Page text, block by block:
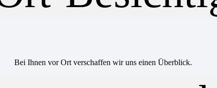
Bei Ihnen vor Ort verschaffen wir uns einen Überblick.